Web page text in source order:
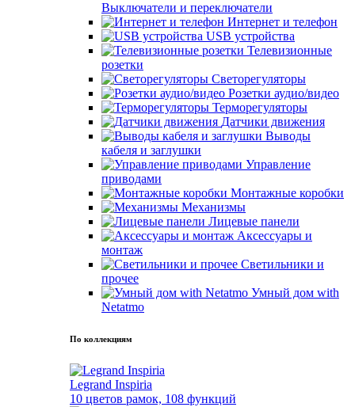
Выключатели и переключатели
Интернет и телефон
USB устройства
Телевизионные
розетки
Светорегуляторы
Розетки аудио/видео
Терморегуляторы
Датчики движения
Выводы
кабеля и заглушки
Управление
приводами
Монтажные коробки
Механизмы
Лицевые панели
Аксессуары и
монтаж
Светильники и
прочее
Умный дом with
Netatmo
По коллекциям
Legrand Inspiria
10 цветов рамок, 108 функций